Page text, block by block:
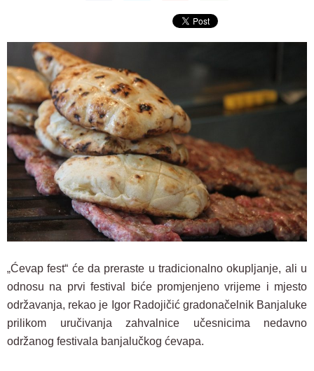
„Ćevap fest“ će da preraste u tradicionalno okupljanje, ali u
odnosu na prvi festival biće promjenjeno vrijeme i mjesto
održavanja, rekao je Igor Radojičić gradonačelnik Banjaluke
prilikom uručivanja zahvalnice učesnicima nedavno
održanog festivala banjalučkog ćevapa.